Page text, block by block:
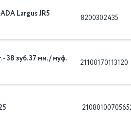
Largus JR5
8200302435
- 38 зуб. 37 мм. / муф.
21100170113120